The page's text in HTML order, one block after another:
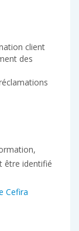
client
des
être identifié
Cefira